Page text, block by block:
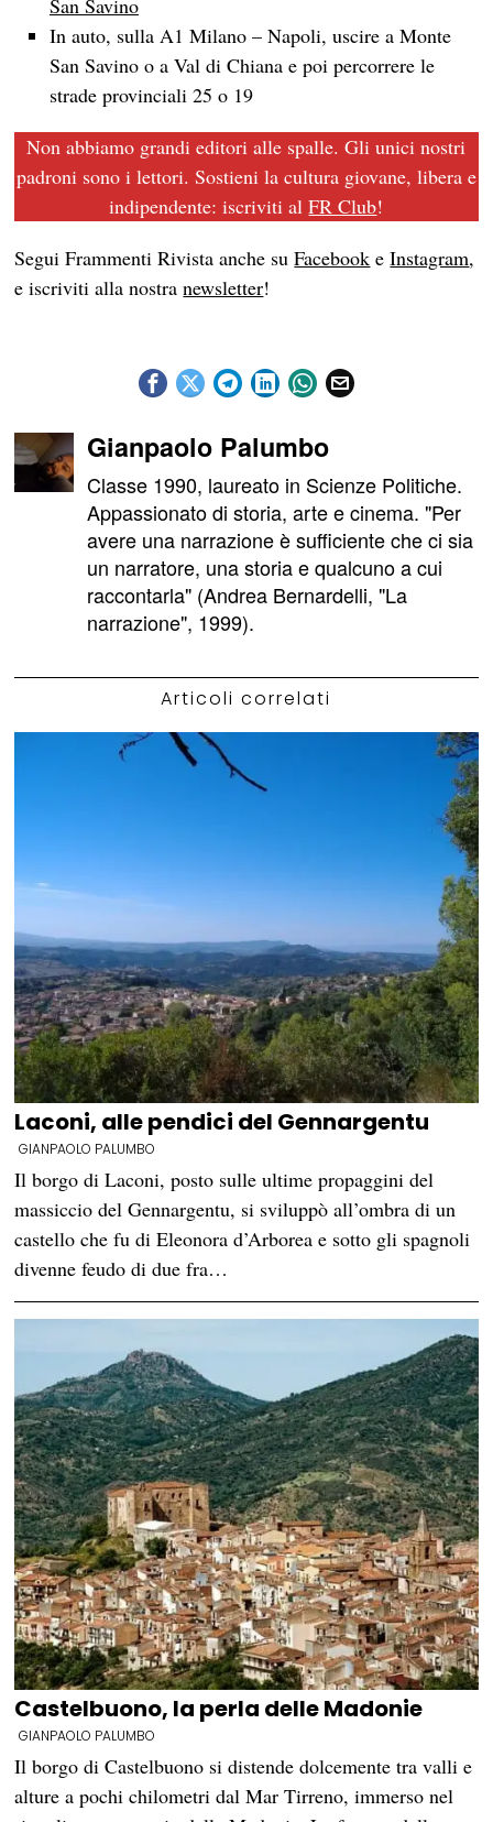
San Savino
In auto, sulla A1 Milano – Napoli, uscire a Monte
San Savino o a Val di Chiana e poi percorrere le
strade provinciali 25 o 19
Non abbiamo grandi editori alle spalle. Gli unici nostri
padroni sono i lettori. Sostieni la cultura giovane, libera e
indipendente: iscriviti alFR Club!
Segui Frammenti Rivista anche suFacebook eInstagram,
e iscriviti alla nostranewsletter!
Gianpaolo Palumbo
Classe 1990, laureato in Scienze Politiche.
Appassionato di storia, arte e cinema. "Per
avere una narrazione è sufficiente che ci sia
un narratore, una storia e qualcuno a cui
raccontarla" (Andrea Bernardelli, "La
narrazione", 1999).
Articoli correlati
Laconi, alle pendici del Gennargentu
GIANPAOLO PALUMBO
Il borgo di Laconi, posto sulle ultime propaggini del
massiccio del Gennargentu, si sviluppò all’ombra di un
castello che fu di Eleonora d’Arborea e sotto gli spagnoli
divenne feudo di due fra…
Castelbuono, la perla delle Madonie
GIANPAOLO PALUMBO
Il borgo di Castelbuono si distende dolcemente tra valli e
alture a pochi chilometri dal Mar Tirreno, immerso nel